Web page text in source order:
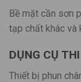
Bề mặt cần sơn
tạp chất khác và
DỤNG CỤ
Thiết bị phun